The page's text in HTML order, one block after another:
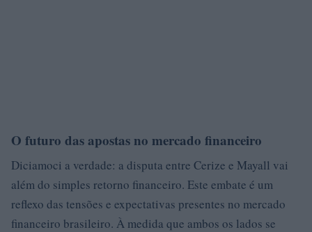
O futuro das apostas no mercado financeiro
Diciamoci a verdade: a disputa entre Cerize e Mayall vai
além do simples retorno financeiro. Este embate é um
reflexo das tensões e expectativas presentes no mercado
financeiro brasileiro. À medida que ambos os lados se